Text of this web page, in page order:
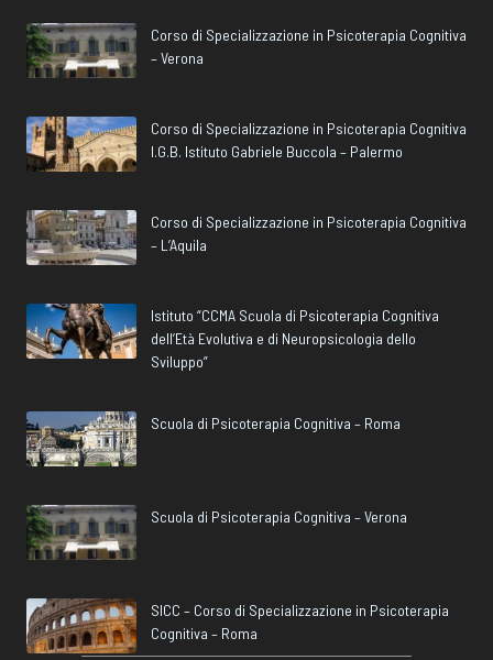
Corso di Specializzazione in Psicoterapia Cognitiva
– Verona
Corso di Specializzazione in Psicoterapia Cognitiva
I.G.B. Istituto Gabriele Buccola – Palermo
Corso di Specializzazione in Psicoterapia Cognitiva
– L’Aquila
Istituto “CCMA Scuola di Psicoterapia Cognitiva
dell’Età Evolutiva e di Neuropsicologia dello
Sviluppo”
Scuola di Psicoterapia Cognitiva – Roma
Scuola di Psicoterapia Cognitiva – Verona
SICC – Corso di Specializzazione in Psicoterapia
Cognitiva – Roma